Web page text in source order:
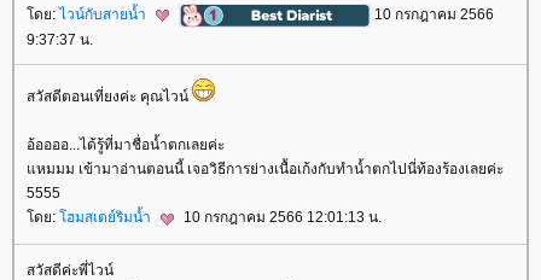
ดย:ไวน์กับสายน้ำ
10 กรกฎาคม 2566
9:37:37 น.
สวัสดีตอนเที่ยงค่ะ คุณไวน์
อ้ออออ...ได้รู้ที่มาชื่อน้ำตกเลยค่ะ
หมมม เข้ามาอ่านตอนนี้ เจอวิธีการย่างเนื้อเก้งกับทำน้ำตกไปนี่ท้องร้องเลยค่ะ
5555
ดย: ฮมสเตย์ริมน้ำ 10 กรกฎาคม 2566 12:01:13 น.
สวัสดีค่ะพี่ไวน์